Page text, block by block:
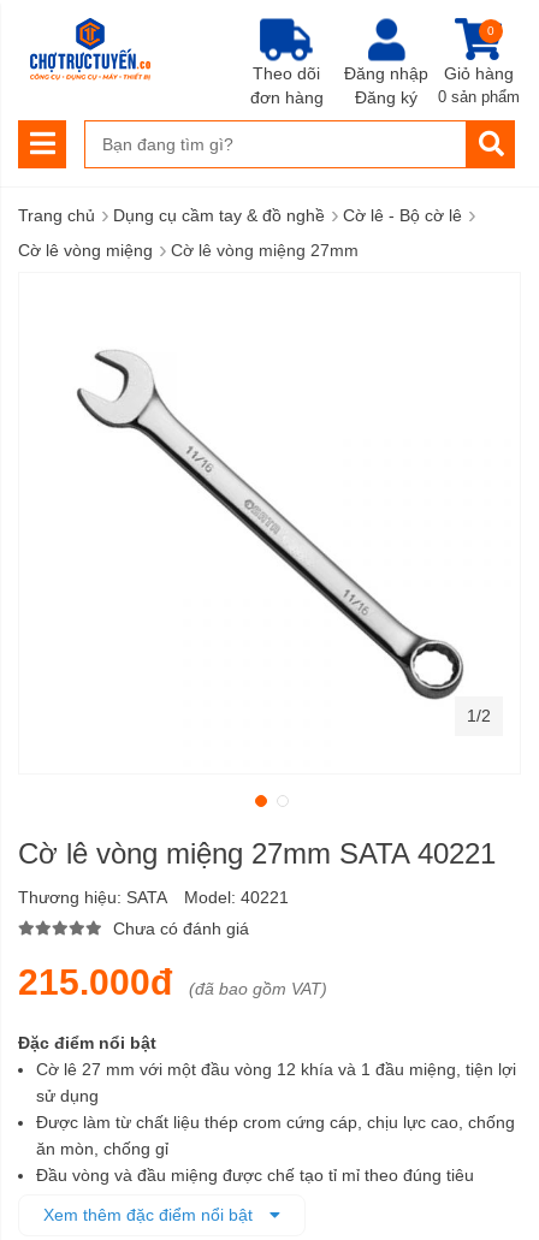
Đăng nhập
Đăng ký
Giỏ hàng
0
0 sản phẩm
Theo dõi
đơn hàng
Trang chủ › Dụng cụ cầm tay & đồ nghề › Cờ lê - Bộ cờ lê ›
Cờ lê vòng miệng › Cờ lê vòng miệng 27mm
Cờ lê vòng miệng 27mm SATA 40221
Thương hiệu: SATA Model: 40221
Chưa có đánh giá
215.000đ (đã bao gồm VAT)
Đặc điểm nổi bật
Cờ lê 27 mm với một đầu vòng 12 khía và 1 đầu miệng, tiện lợi
sử dụng
Được làm từ chất liệu thép crom cứng cáp, chịu lực cao, chống
ăn mòn, chống gỉ
Đầu vòng và đầu miệng được chế tạo tỉ mỉ theo đúng tiêu
nhanh chóng mà không làm biến dạng bu lông khi vặn
Xem thêm đặc điểm nổi bật
1/2